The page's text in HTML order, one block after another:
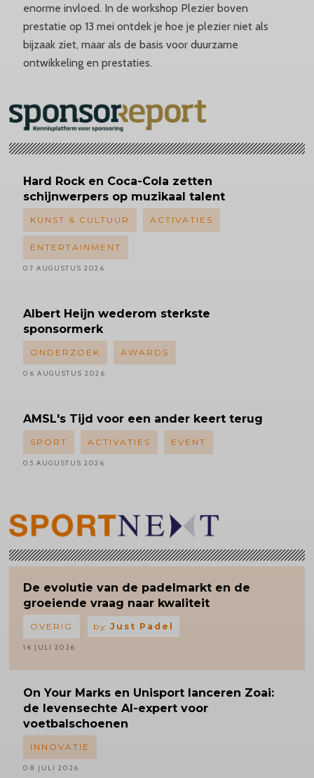
enorme invloed. In de workshop Plezier boven
prestatie op 13 mei ontdek je hoe je plezier niet als
bijzaak ziet, maar als de basis voor duurzame
ontwikkeling en prestaties.
Hard Rock en Coca-Cola zetten
schijnwerpers op muzikaal talent
KUNST & CULTUUR ACTIVATIES
ENTERTAINMENT
07 AUGUSTUS 2026
Albert Heijn wederom sterkste
sponsormerk
ONDERZOEK AWARDS
06 AUGUSTUS 2026
AMSL's Tijd voor een ander keert terug
SPORT ACTIVATIES EVENT
05 AUGUSTUS 2026
De evolutie van de padelmarkt en de
groeiende vraag naar kwaliteit
OVERIG by Just Padel
16 JULI 2026
On Your Marks en Unisport lanceren Zoai:
de levensechte AI-expert voor
voetbalschoenen
INNOVATIE
08 JULI 2026